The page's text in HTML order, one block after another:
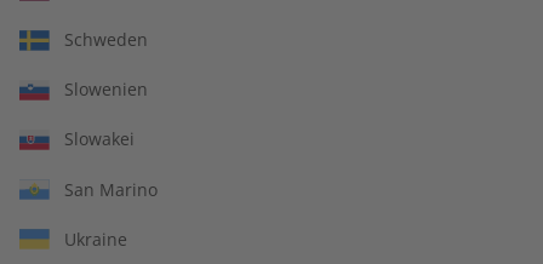
In jeder Ausgabe spannende Einblicke und aktuelle Berichte
Schweden
Slowenien
Slowakei
San Marino
Ukraine